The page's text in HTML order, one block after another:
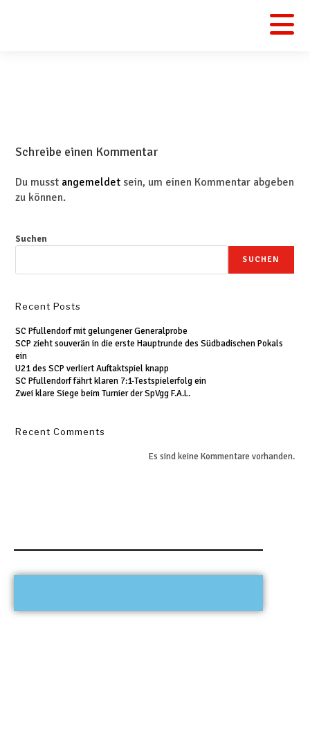
Schreibe einen Kommentar
Du musst angemeldet sein, um einen Kommentar abgeben
zu können.
Suchen
SUCHEN
Recent Posts
SC Pfullendorf mit gelungener Generalprobe
SCP zieht souverän in die erste Hauptrunde des Südbadischen Pokals
ein
U21 des SCP verliert Auftaktspiel knapp
SC Pfullendorf fährt klaren 7:1-Testspielerfolg ein
Zwei klare Siege beim Turnier der SpVgg F.A.L.
Recent Comments
Es sind keine Kommentare vorhanden.